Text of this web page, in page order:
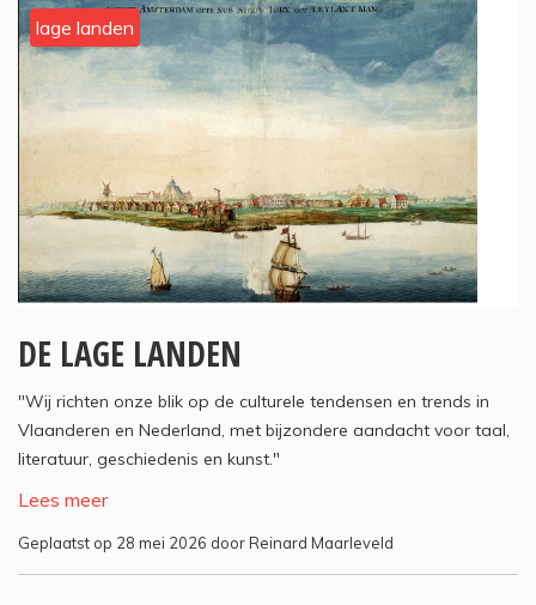
lage landen
DE LAGE LANDEN
"Wij richten onze blik op de culturele tendensen en trends in
Vlaanderen en Nederland, met bijzondere aandacht voor taal,
literatuur, geschiedenis en kunst."
Lees meer
Geplaatst op 28 mei 2026 door Reinard Maarleveld